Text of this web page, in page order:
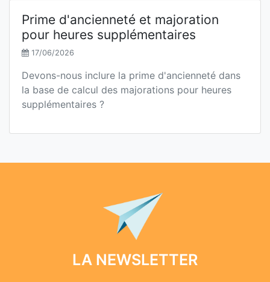
Prime d'ancienneté et majoration
pour heures supplémentaires
17/06/2026
Devons-nous inclure la prime d'ancienneté dans
la base de calcul des majorations pour heures
supplémentaires ?
LA NEWSLETTER